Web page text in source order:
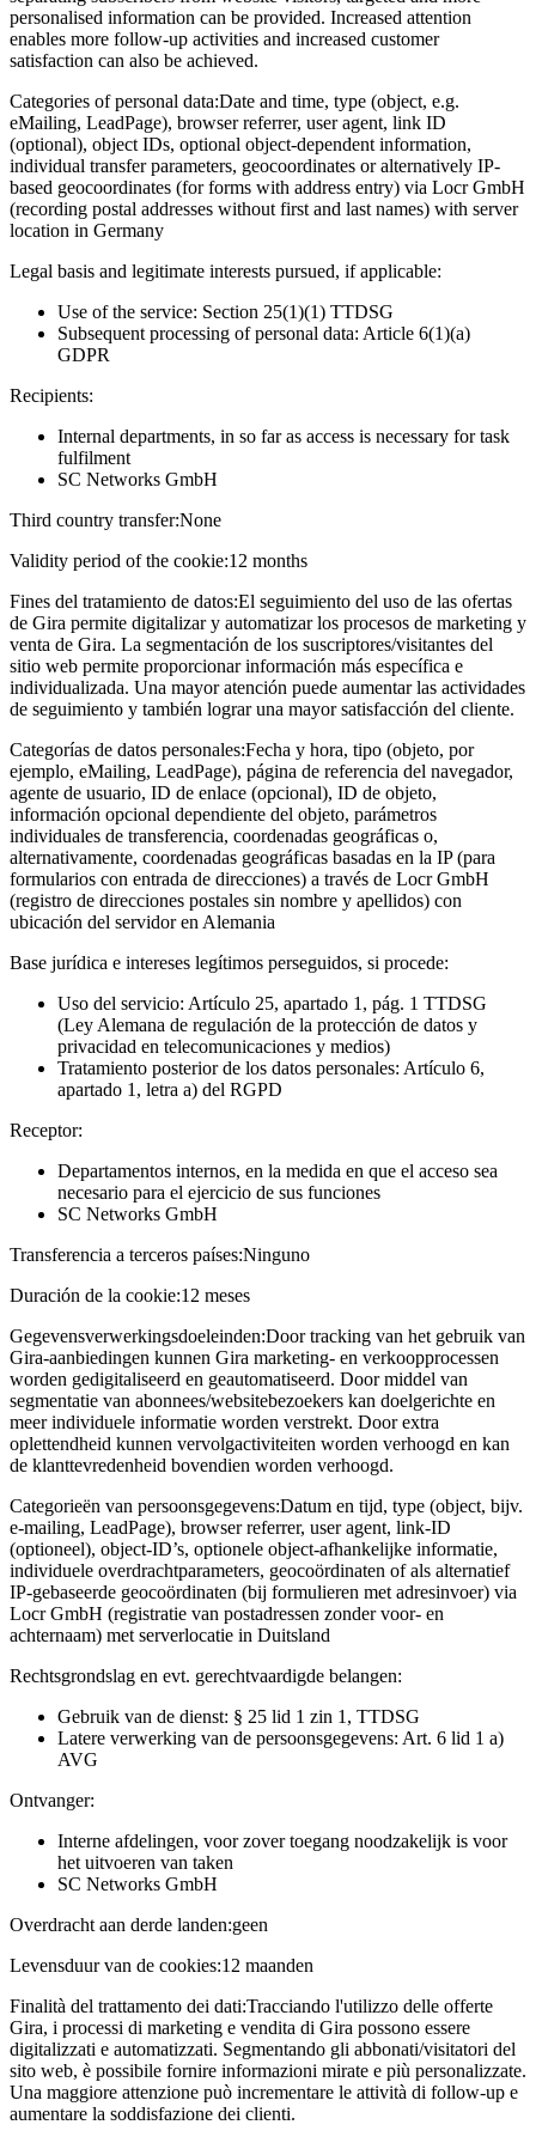
personalised information can be provided. Increased attention
enables more follow-up activities and increased customer
satisfaction can also be achieved.
Categories of personal data:Date and time, type (object, e.g.
eMailing, LeadPage), browser referrer, user agent, link ID
(optional), object IDs, optional object-dependent information,
individual transfer parameters, geocoordinates or alternatively IP-
based geocoordinates (for forms with address entry) via Locr GmbH
(recording postal addresses without first and last names) with server
location in Germany
Legal basis and legitimate interests pursued, if applicable:
Use of the service: Section 25(1)(1) TTDSG
Subsequent processing of personal data: Article 6(1)(a)
GDPR
Recipients:
Internal departments, in so far as access is necessary for task
fulfilment
SC Networks GmbH
Third country transfer:None
Validity period of the cookie:12 months
Fines del tratamiento de datos:El seguimiento del uso de las ofertas
de Gira permite digitalizar y automatizar los procesos de marketing y
venta de Gira. La segmentación de los suscriptores/visitantes del
sitio web permite proporcionar información más específica e
individualizada. Una mayor atención puede aumentar las actividades
de seguimiento y también lograr una mayor satisfacción del cliente.
Categorías de datos personales:Fecha y hora, tipo (objeto, por
ejemplo, eMailing, LeadPage), página de referencia del navegador,
agente de usuario, ID de enlace (opcional), ID de objeto,
información opcional dependiente del objeto, parámetros
individuales de transferencia, coordenadas geográficas o,
alternativamente, coordenadas geográficas basadas en la IP (para
formularios con entrada de direcciones) a través de Locr GmbH
(registro de direcciones postales sin nombre y apellidos) con
ubicación del servidor en Alemania
Base jurídica e intereses legítimos perseguidos, si procede:
Uso del servicio: Artículo 25, apartado 1, pág. 1 TTDSG
(Ley Alemana de regulación de la protección de datos y
privacidad en telecomunicaciones y medios)
Tratamiento posterior de los datos personales: Artículo 6,
apartado 1, letra a) del RGPD
Receptor:
Departamentos internos, en la medida en que el acceso sea
necesario para el ejercicio de sus funciones
SC Networks GmbH
Transferencia a terceros países:Ninguno
Duración de la cookie:12 meses
Gegevensverwerkingsdoeleinden:Door tracking van het gebruik van
Gira-aanbiedingen kunnen Gira marketing- en verkoopprocessen
worden gedigitaliseerd en geautomatiseerd. Door middel van
segmentatie van abonnees/websitebezoekers kan doelgerichte en
meer individuele informatie worden verstrekt. Door extra
oplettendheid kunnen vervolgactiviteiten worden verhoogd en kan
de klanttevredenheid bovendien worden verhoogd.
Categorieën van persoonsgegevens:Datum en tijd, type (object, bijv.
e-mailing, LeadPage), browser referrer, user agent, link-ID
(optioneel), object-ID’s, optionele object-afhankelijke informatie,
individuele overdrachtparameters, geocoördinaten of als alternatief
IP-gebaseerde geocoördinaten (bij formulieren met adresinvoer) via
Locr GmbH (registratie van postadressen zonder voor- en
achternaam) met serverlocatie in Duitsland
Rechtsgrondslag en evt. gerechtvaardigde belangen:
Gebruik van de dienst: § 25 lid 1 zin 1, TTDSG
Latere verwerking van de persoonsgegevens: Art. 6 lid 1 a)
AVG
Ontvanger:
Interne afdelingen, voor zover toegang noodzakelijk is voor
het uitvoeren van taken
SC Networks GmbH
Overdracht aan derde landen:geen
Levensduur van de cookies:12 maanden
Finalità del trattamento dei dati:Tracciando l'utilizzo delle offerte
Gira, i processi di marketing e vendita di Gira possono essere
digitalizzati e automatizzati. Segmentando gli abbonati/visitatori del
sito web, è possibile fornire informazioni mirate e più personalizzate.
Una maggiore attenzione può incrementare le attività di follow-up e
aumentare la soddisfazione dei clienti.